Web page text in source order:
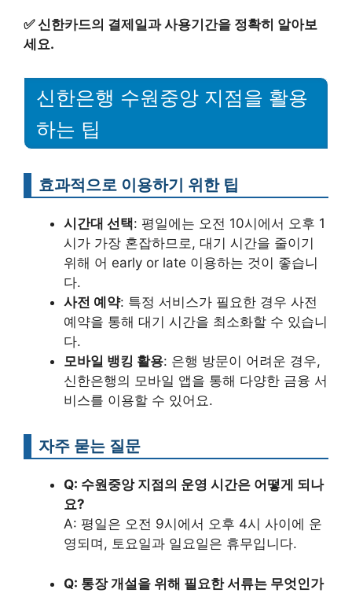
✅신한카드의 결제일과 사용기간을 정확히 알아보
세요.
신한은행 수원중앙 지점을 활용
하는 팁
효과적으로 이용하기 위한 팁
시간대 선택: 평일에는 오전 10시에서 오후 1
시가 가장 혼잡하므로, 대기 시간을 줄이기
위해 어 early or late 이용하는 것이 좋습니
다.
사전 예약: 특정 서비스가 필요한 경우 사전
예약을 통해 대기 시간을 최소화할 수 있습니
다.
모바일 뱅킹 활용: 은행 방문이 어려운 경우,
신한은행의 모바일 앱을 통해 다양한 금융 서
비스를 이용할 수 있어요.
자주 묻는 질문
Q: 수원중앙 지점의 운영 시간은 어떻게 되나
요?
A: 평일은 오전 9시에서 오후 4시 사이에 운
영되며, 토요일과 일요일은 휴무입니다.
Q: 통장 개설을 위해 필요한 서류는 무엇인가